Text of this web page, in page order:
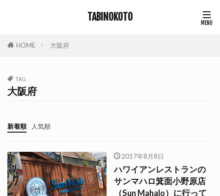
TABINOKOTO
HOME 大阪府
TAG
大阪府
新着順 人気順
2017年8月8日
ハワイアンレストランの
サンマハロ箕面小野原店
（Sun Mahalo）に行って